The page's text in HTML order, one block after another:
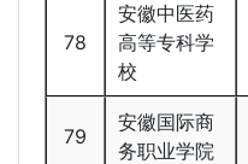
78
安徽中医药
高等专科学
校
79
安徽国际商
务职业学院